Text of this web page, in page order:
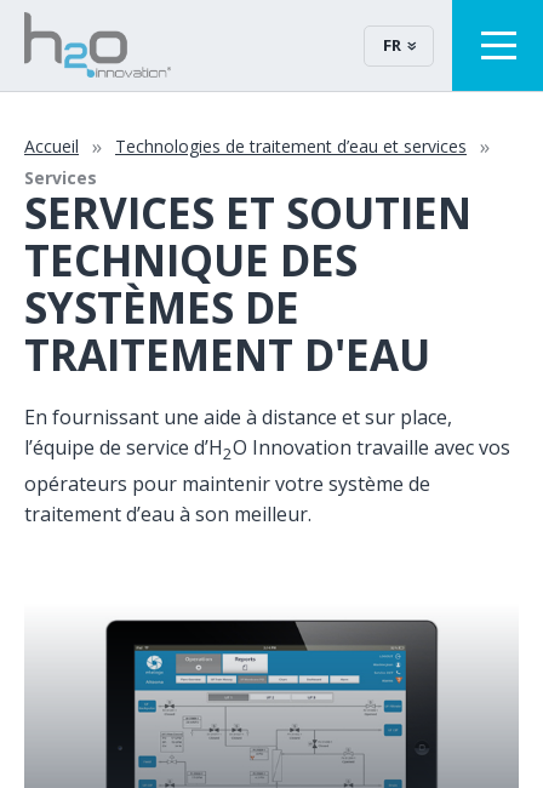
FR
Accueil
Technologies de traitement d’eau et services
Services
SERVICES ET SOUTIEN
TECHNIQUE DES
SYSTÈMES DE
TRAITEMENT D'EAU
En fournissant une aide à distance et sur place,
l’équipe de service d’H2O Innovation travaille avec vos
opérateurs pour maintenir votre système de
traitement d’eau à son meilleur.